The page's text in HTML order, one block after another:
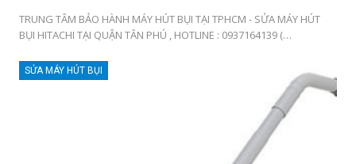
TRUNG TÂM BẢO HÀNH MÁY HÚT BỤI TẠI TPHCM - SỬA MÁY HÚT
BỤI HITACHI TẠI QUẬN TÂN PHÚ , HOTLINE : 0937164139 (…
SỬA MÁY HÚT BỤI